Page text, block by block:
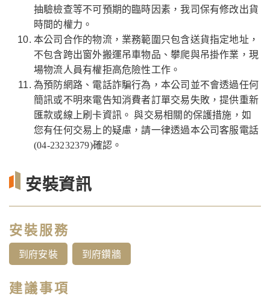
抽驗檢查等不可預期的臨時因素，我司保有修改出貨
時間的權力。
本公司合作的物流，業務範圍只包含送貨指定地址，
不包含跨出窗外搬運吊車物品、攀爬與吊掛作業，現
場物流人員有權拒高危險性工作。
為預防網路、電話詐騙行為，本公司並不會透過任何
簡訊或不明來電告知消費者訂單交易失敗，提供重新
匯款或線上刷卡資訊。 與交易相關的保護措施，如
您有任何交易上的疑慮，請一律透過本公司客服電話
(04-23232379)確認。
安裝資訊
安裝服務
到府安裝 到府鑽牆
建議事項